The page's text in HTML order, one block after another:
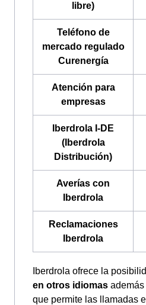
libre)
Teléfono de
mercado regulado
Curenergía
Atención para
empresas
Iberdrola I-DE
(Iberdrola
Distribución)
Averías con
Iberdrola
Reclamaciones
Iberdrola
Iberdrola ofrece la
en otros idiomas además
que permite las llamadas